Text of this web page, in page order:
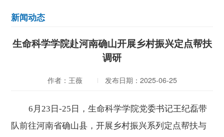
新闻动态
生命科学学院赴河南确山开展乡村振兴定点帮扶
调研
作者：王薇 发布日期：2025-06-25
6月23日-25 日，生命科学学院党委书记王纪磊带
队前往河南省确山县，开展乡村振兴系列定点帮扶与